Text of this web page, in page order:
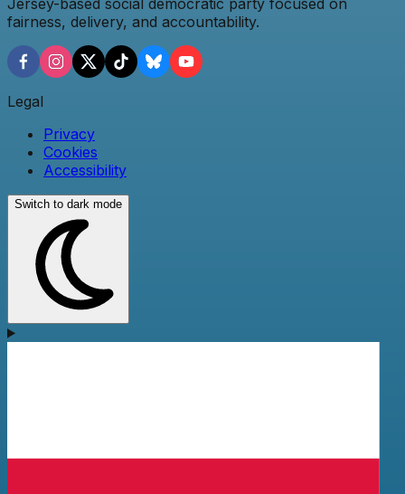
fairness, delivery, and accountability.
Legal
Privacy
Cookies
Accessibility
Switch to dark mode